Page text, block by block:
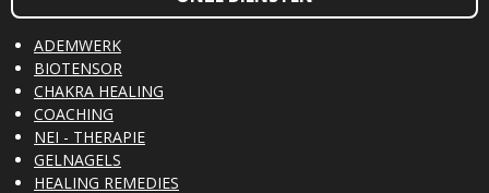
ADEMWERK
BIOTENSOR
CHAKRA HEALING
COACHING
NEI - THERAPIE
GELNAGELS
HEALING REMEDIES